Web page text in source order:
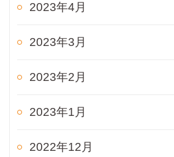
2023年4月
2023年3月
2023年2月
2023年1月
2022年12月